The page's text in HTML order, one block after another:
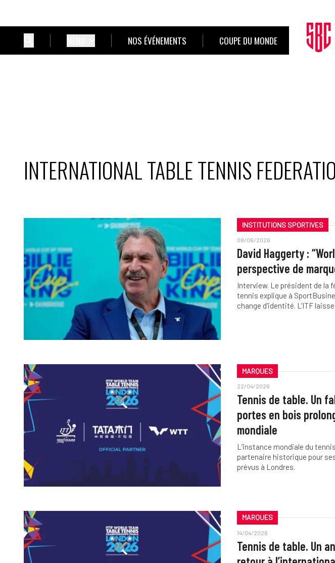
NOS ÉVÉNEMENTS COUPE DU MONDE
INTERNATIONAL TABLE TENNIS
INSTITUTIONS SPORTIVES
08/06/2026
David Haggerty :
perspective de
Interview. Le président de la
tennis explique à
change d’identité. L'ITF
MARQUES
22/04/2026
Tennis de table. Un
portes en bois
mondiale
L’instance mondiale du
partenaire historique pour
prévus à Londres.
MARQUES
14/04/2026
Tennis de table. Un